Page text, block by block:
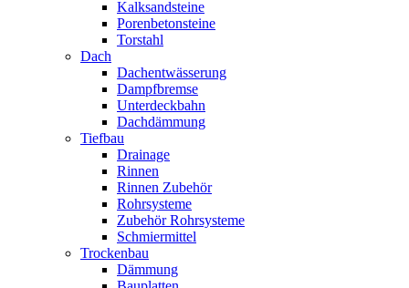
Kalksandsteine
Porenbetonsteine
Torstahl
Dach
Dachentwässerung
Dampfbremse
Unterdeckbahn
Dachdämmung
Tiefbau
Drainage
Rinnen
Rinnen Zubehör
Rohrsysteme
Zubehör Rohrsysteme
Schmiermittel
Trockenbau
Dämmung